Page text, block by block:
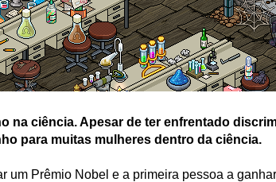
na ciência. Apesar de ter enfrentado
para muitas mulheres dentro da ciência.
um Prêmio Nobel e a primeira pessoa a